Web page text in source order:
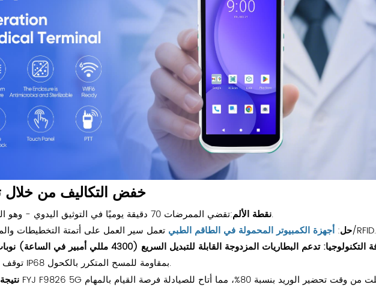
3️⃣ خفض التكاليف من
نقطة الألم:تقضي الممرضات 70 دقيقة يوميًا في التوثيق اليدوي - وهو الوقت المسروق من رعاية المرضى.
حل: أجهزة الكمبيوتر المحمولة في الطاقم الطبي
تعمل سير العمل على أتمتة التخطيطات والمخزون والفواتير عبر مسح الباركود/RFID.
تدعم البطاريات المزدوجة القابلة للتبديل السريع (4300 مللي أمبير في الساعة) نوبات العمل على مدار 24 ساعة
توقف الشحن. تتمتع العلب ذات التصنيف IP68 بمقاومة للمسح المتكرر بالكحول.
نتيجة